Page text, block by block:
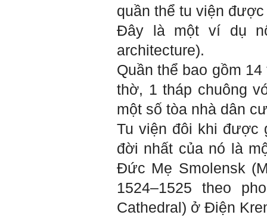
quần thể tu viện
Đây là một ví dụ
architecture).
Quần thể bao gồm
thờ, 1 tháp chuông
một số tòa nhà dân
Tu viện đôi khi được
đời nhất của nó là
Đức Mẹ Smolensk
1524–1525 theo
Cathedral) ở Điện